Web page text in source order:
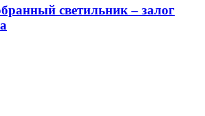
светильник – залог